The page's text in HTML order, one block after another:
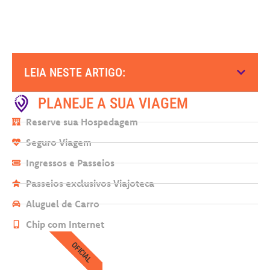
LEIA NESTE ARTIGO:
PLANEJE A SUA VIAGEM
Reserve sua Hospedagem
Seguro Viagem
Ingressos e Passeios
Passeios exclusivos Viajoteca
Aluguel de Carro
Chip com Internet
OFICIAL